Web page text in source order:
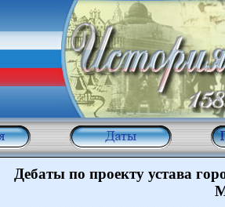
Дебаты по проекту устава